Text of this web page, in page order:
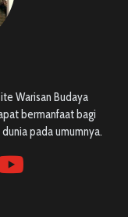
Warisan Budaya
bermanfaat bagi
pada umumnya.